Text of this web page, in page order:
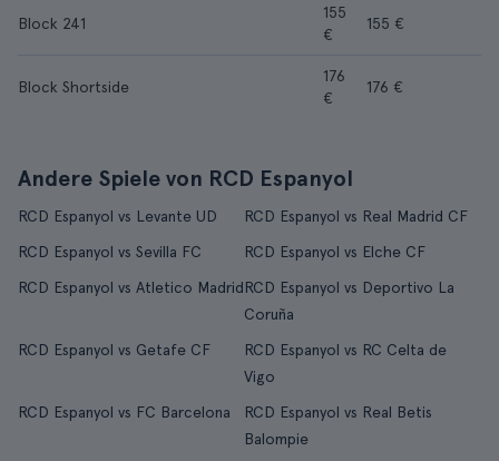
Block 241
155
€
155 €
Block Shortside
176
€
176 €
Andere Spiele von RCD Espanyol
RCD Espanyol vs Levante UD
RCD Espanyol vs Real Madrid CF
RCD Espanyol vs Sevilla FC
RCD Espanyol vs Elche CF
RCD Espanyol vs Atletico MadridRCD Espanyol vs Deportivo La
Coruña
RCD Espanyol vs Getafe CF
RCD Espanyol vs RC Celta de
Vigo
RCD Espanyol vs FC Barcelona
RCD Espanyol vs Real Betis
Balompie